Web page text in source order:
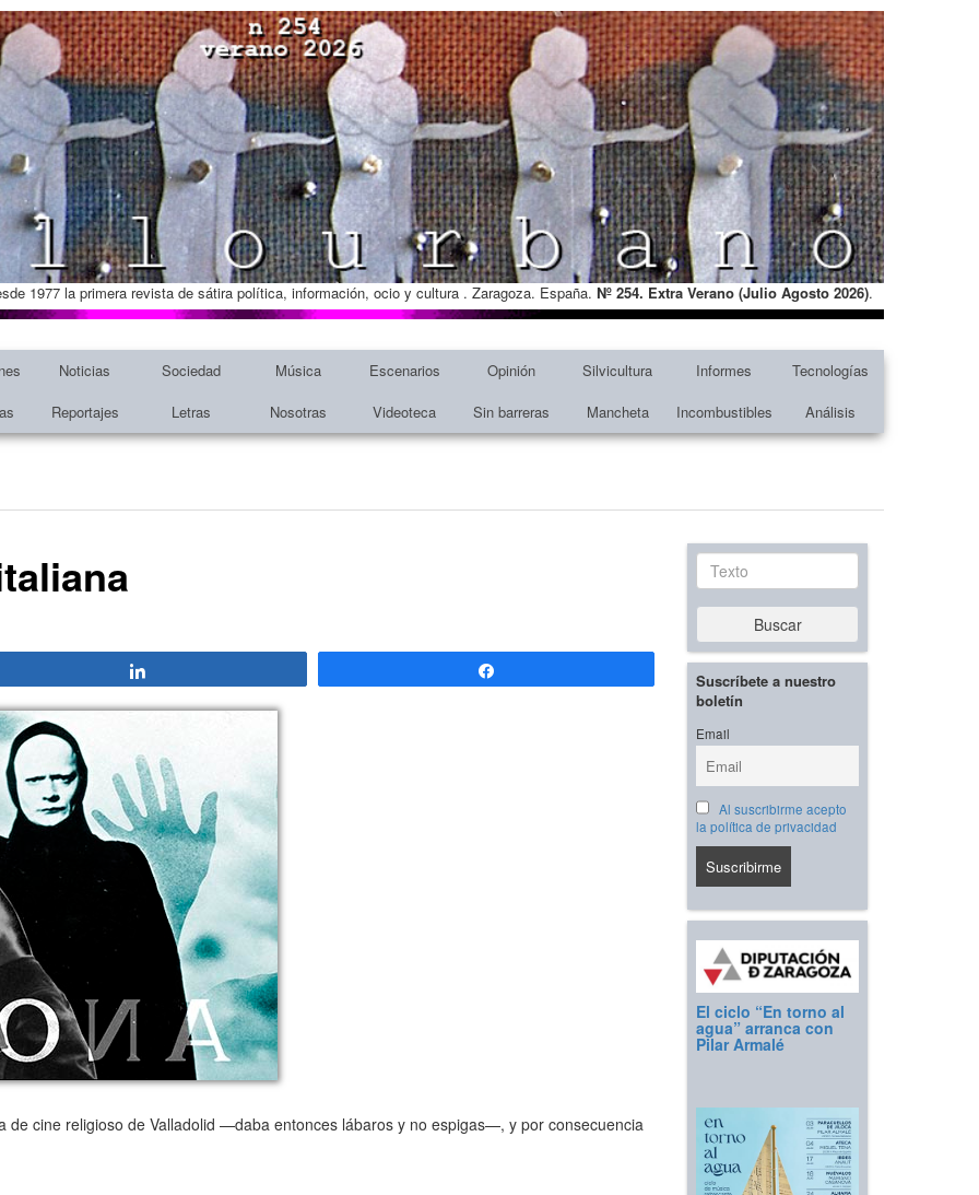
1977 la primera revista de sátira política, información, ocio y cultura . Zaragoza. España. Nº 254. Extra Verano (Julio Agosto 2026).
Noticias Sociedad Música Escenarios Opinión Silvicultura Informes
Tecnologías
Reportajes Letras Nosotras Videoteca Sin barreras Mancheta Incombustibles Análisis
cine religioso de Valladolid —daba entonces lábaros y no espigas—, y por consecuencia
Texto
Buscar
Suscríbete a nuestro
boletín
Email
Al suscribirme acepto
la política de privacidad
El ciclo “En torno al
agua” arranca con
Pilar Armalé